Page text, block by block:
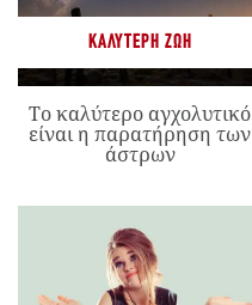
ΚΑΛΎΤΕΡΗ ΖΩΉ
Το καλύτερο αγχολυτικό
είναι η παρατήρηση των
άστρων